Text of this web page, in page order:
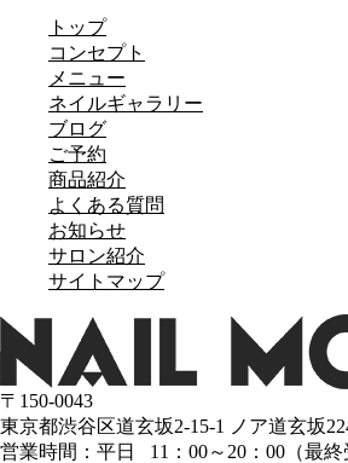
トップ
コンセプト
メニュー
ネイルギャラリー
ブログ
ご予約
商品紹介
よくある質問
お知らせ
サロン紹介
サイトマップ
〒150-0043
東京都渋谷区道玄坂2-15-1 ノア道玄坂
営業時間：平日 11：00～20：00（最終